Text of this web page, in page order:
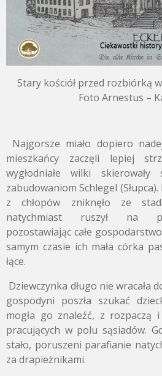
Stary kościół przed rozbiórką
Foto Arnestus –
Najgorsze miało dopiero
mieszkańcy zaczęli lepiej
wygłodniałe wilki
zabudowaniom Schlegel
z chłopów zniknęło ze
natychmiast ruszył na
pozostawiając całe
samym czasie ich mała córka
łące.
Dziewczynka długo nie wracała
gospodyni poszła szukać
mogła go znaleźć, z rozpaczą
pracujących w polu sąsiadów.
stało, poruszeni parafianie
za drapieżnikami.